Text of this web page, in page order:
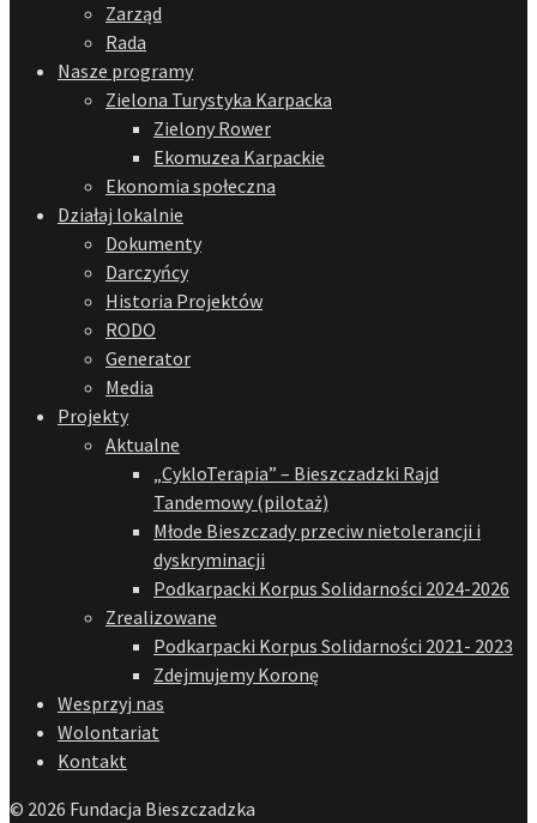
Zarząd
Rada
Nasze programy
Zielona Turystyka Karpacka
Zielony Rower
Ekomuzea Karpackie
Ekonomia społeczna
Działaj lokalnie
Dokumenty
Darczyńcy
Historia Projektów
RODO
Generator
Media
Projekty
Aktualne
„CykloTerapia” – Bieszczadzki Rajd
Tandemowy (pilotaż)
Młode Bieszczady przeciw nietolerancji i
dyskryminacji
Podkarpacki Korpus Solidarności 2024-2026
Zrealizowane
Podkarpacki Korpus Solidarności 2021- 2023
Zdejmujemy Koronę
Wesprzyj nas
Wolontariat
Kontakt
© 2026 Fundacja Bieszczadzka